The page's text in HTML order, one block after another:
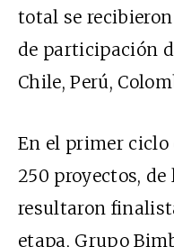
total se
de participación
Chile, Perú,
En el primer ciclo
250 proyectos,
resultaron
etapa, Grupo